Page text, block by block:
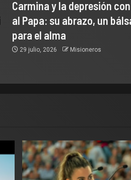
Carmina y la depresión
al Papa: su abrazo, un
para el alma
29 julio, 2026 Misioneros